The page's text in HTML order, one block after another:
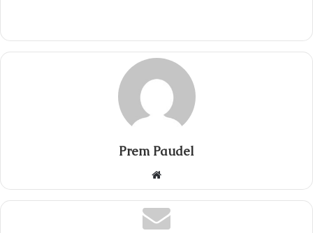
Prem Paudel
Website